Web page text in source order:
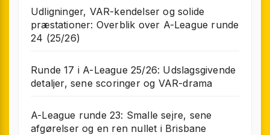
Udligninger, VAR-kendelser og solide
præstationer: Overblik over A-League runde
24 (25/26)
Runde 17 i A-League 25/26: Udslagsgivende
detaljer, sene scoringer og VAR-drama
A-League runde 23: Smalle sejre, sene
afgørelser og en ren nullet i Brisbane